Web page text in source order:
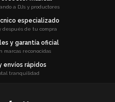
a DJs y productores
especializado
después de tu compra
y garantía oficial
marcas reconocidas
envíos rápidos
tranquilidad